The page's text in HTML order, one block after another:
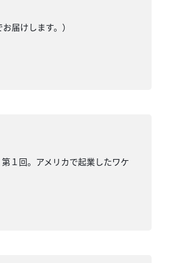
届けします。）
１回。アメリカで起業したワケ